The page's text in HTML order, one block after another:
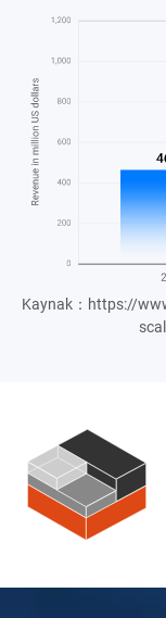
Kaynak：https://